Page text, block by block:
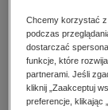
dzienniki
edukacja
hobby,
High-contrast mode
Polecane
Chcemy korzystać
podczas
dostarczać
funkcje, które
partnerami. Jeśli
kliknij „Zaakceptuj
preferencje, klikając